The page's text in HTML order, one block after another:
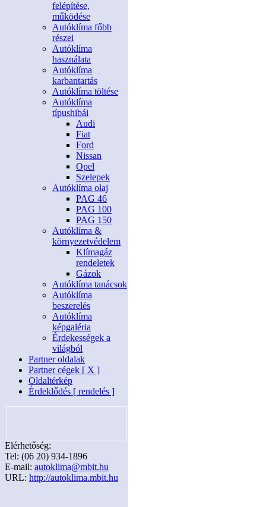
felépítése,
működése
Autóklíma főbb
részei
Autóklíma
használata
Autóklíma
karbantartás
Autóklíma töltése
Autóklíma
típushibái
Audi
Fiat
Ford
Nissan
Opel
Szelepek
Autóklíma olaj
PAG 46
PAG 100
PAG 150
Autóklíma &
környezetvédelem
Klímagáz
rendeletek
Gázok
Autóklíma tanácsok
Autóklíma
beszerelés
Autóklíma
képgaléria
Érdekességek a
világból
Partner oldalak
Partner cégek [ X ]
Oldaltérkép
Érdeklődés [ rendelés ]
Elérhetőség:
Tel: (06 20) 934-1896
E-mail: autoklima@mbit.hu
URL: http://autoklima.mbit.hu